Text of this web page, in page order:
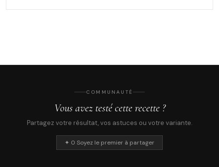
COMMUNAUTÉ
Vous avez testé cette recette ?
Partagez votre résultat, vos astuces ou votre variante.
✦ 0 Soyez le premier à partager